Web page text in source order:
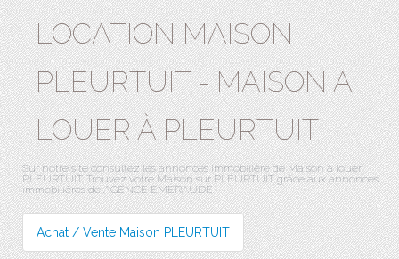
LOCATION MAISON
PLEURTUIT - MAISON A
LOUER À PLEURTUIT
Sur notre site consultez les annonces immobilière de Maison à louer
PLEURTUIT. Trouvez votre Maison sur PLEURTUIT grâce aux annonces
immobilières de AGENCE EMERAUDE.
Achat / Vente Maison PLEURTUIT